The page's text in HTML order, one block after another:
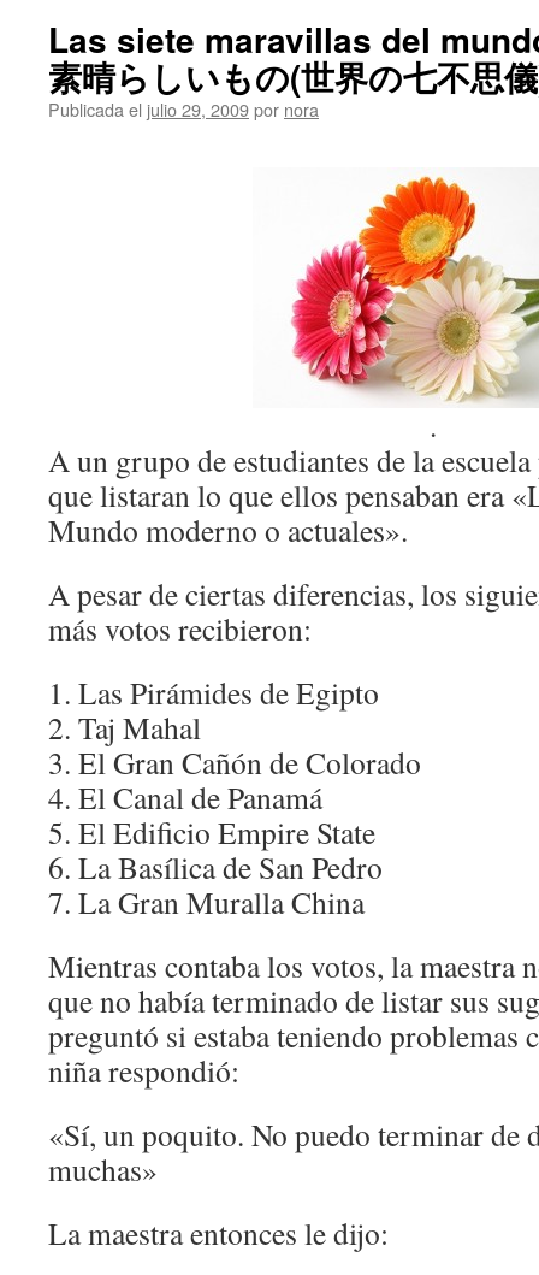
Las siete maravillas del
素晴らしいもの(世界の七不思
Publicada el julio 29, 2009por nora
.
A un grupo de estudiantes de la
que listaran lo que ellos pensaban era
Mundo moderno o actuales».
A pesar de ciertas diferencias, los
más votos recibieron:
1. Las Pirámides de Egipto
2. Taj Mahal
3. El Gran Cañón de Colorado
4. El Canal de Panamá
5. El Edificio Empire State
6. La Basílica de San Pedro
7. La Gran Muralla China
Mientras contaba los votos, la maestra
que no había terminado de listar sus
preguntó si estaba teniendo problemas
niña respondió:
«Sí, un poquito. No puedo terminar de
muchas»
La maestra entonces le dijo: